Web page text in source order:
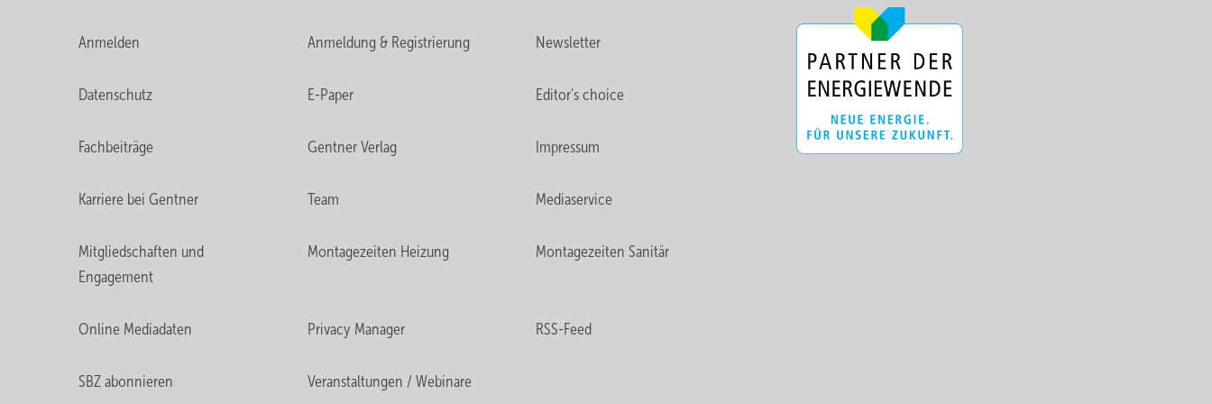
Anmelden Anmeldung & Registrierung Newsletter
Datenschutz E-Paper Editor's choice
Fachbeiträge Gentner Verlag Impressum
Karriere bei Gentner Team Mediaservice
Mitgliedschaften und
Engagement
Montagezeiten Heizung Montagezeiten Sanitär
Online Mediadaten Privacy Manager RSS-Feed
SBZ abonnieren Veranstaltungen / Webinare